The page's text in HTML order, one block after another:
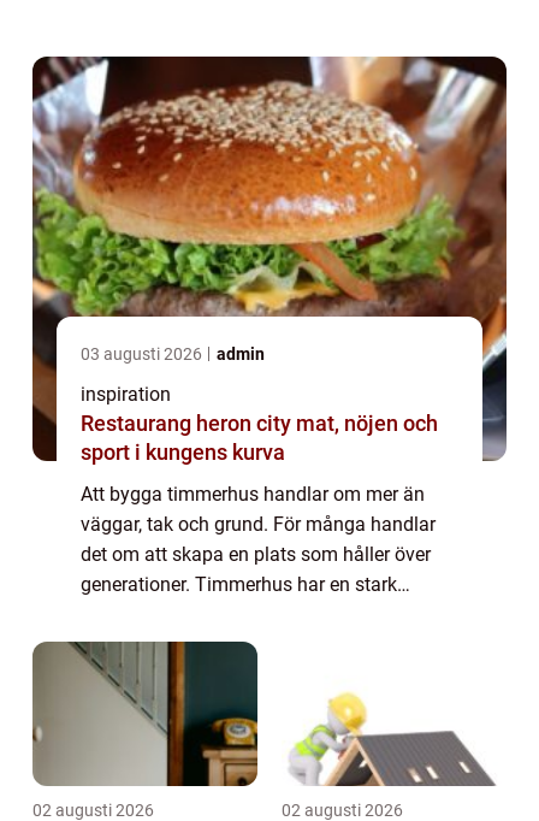
03 augusti 2026 admin
inspiration
Restaurang heron city mat, nöjen och
sport i kungens kurva
Att bygga timmerhus handlar om mer än
väggar, tak och grund. För många handlar
det om att skapa en plats som håller över
generationer. Timmerhus har en stark
dagens lösn...
02 augusti 2026 02 augusti 2026